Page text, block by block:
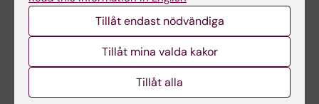
Genetisk studie
avslöjar orsaken
bakom vanligt hjärtfel
12 mar 2026
Livmoderns
immunsystem kan
återbildas efter
transplantation
Tillåt endast nödvändiga
Tillåt mina valda kakor
Tillåt alla